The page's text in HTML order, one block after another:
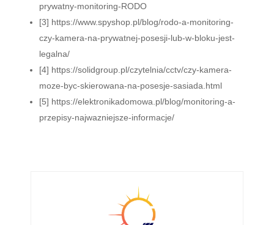
prywatny-monitoring-RODO
[3] https://www.spyshop.pl/blog/rodo-a-monitoring-
czy-kamera-na-prywatnej-posesji-lub-w-bloku-jest-
legalna/
[4] https://solidgroup.pl/czytelnia/cctv/czy-kamera-
moze-byc-skierowana-na-posesje-sasiada.html
[5] https://elektronikadomowa.pl/blog/monitoring-a-
przepisy-najwazniejsze-informacje/